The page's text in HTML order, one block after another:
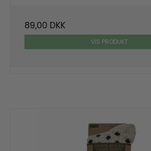
89,00 DKK
VIS PRODUKT